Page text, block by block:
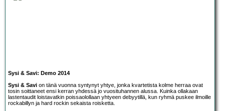
Sysi & Savi: Demo 2014
Sysi & Savi on tänä vuonna syntynyt yhtye, jonka kvartetista kolme herraa ovat
tosin soittaneet ensi kerran yhdessä jo vuosituhannen alussa. Kuinka ollakaan
lastentaudit loistavatkin poissaolollaan yhtyeen debyytillä, kun ryhmä puskee ilmoille
rockabillyn ja hard rockin sekaista roisketta.